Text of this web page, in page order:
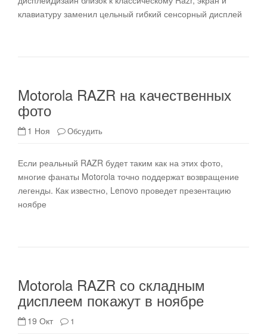
клавиатуру заменил цельный гибкий сенсорный дисплей
Motorola RAZR на качественных
фото
1 Ноя Обсудить
Если реальный RAZR будет таким как на этих фото,
многие фанаты Motorola точно поддержат возвращение
легенды. Как известно, Lenovo проведет презентацию
ноябре
Motorola RAZR со складным
дисплеем покажут в ноябре
19 Окт 1